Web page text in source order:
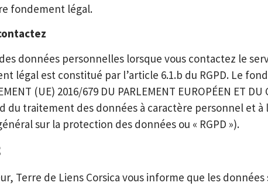
fondement légal.
données personnelles lorsque vous contactez le
légal est constitué par l’article 6.1.b du RGPD. Le
(UE) 2016/679 DU PARLEMENT EUROPÉEN ET
du traitement des données à caractère personnel et
sur la protection des données ou « RGPD »).
Terre de Liens Corsica vous informe que les